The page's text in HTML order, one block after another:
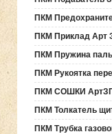
ПКМ
ПКМ Приклад Арт
ПКМ Пружина
ПКМ Рукоятка
ПКМ СОШКИ
ПКМ Толкатель
ПКМ Трубка